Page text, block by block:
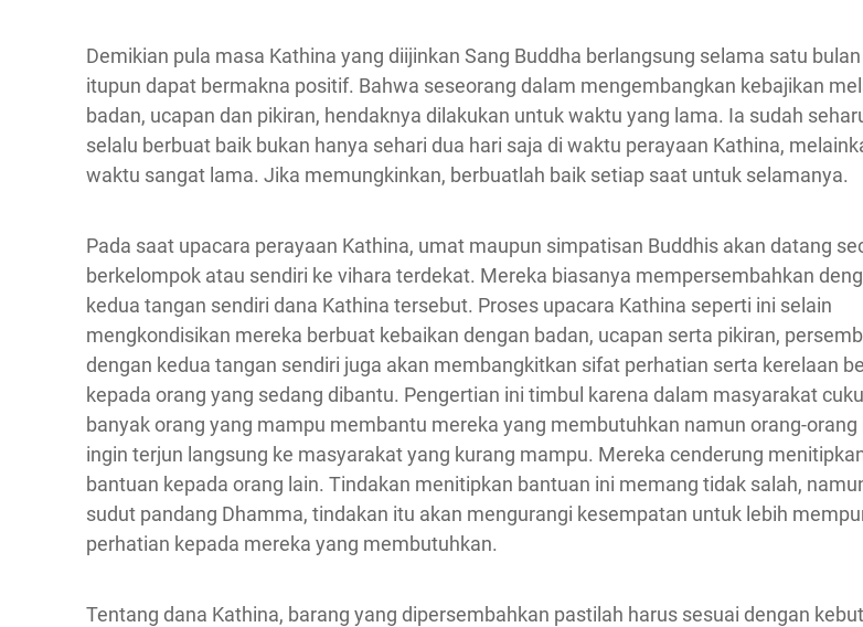
Demikian pula masa Kathina yang diijinkan Sang Buddha berlangsung selama satu
itupun dapat bermakna positif. Bahwa seseorang dalam mengembangkan kebajikan
badan, ucapan dan pikiran, hendaknya dilakukan untuk waktu yang lama. Ia sudah
selalu berbuat baik bukan hanya sehari dua hari saja di waktu perayaan Kathina,
waktu sangat lama. Jika memungkinkan, berbuatlah baik setiap saat untuk selamanya.
Pada saat upacara perayaan Kathina, umat maupun simpatisan Buddhis akan datang
berkelompok atau sendiri ke vihara terdekat. Mereka biasanya mempersembahkan
kedua tangan sendiri dana Kathina tersebut. Proses upacara Kathina seperti ini selain
mengkondisikan mereka berbuat kebaikan dengan badan, ucapan serta pikiran,
dengan kedua tangan sendiri juga akan membangkitkan sifat perhatian serta kerelaan
kepada orang yang sedang dibantu. Pengertian ini timbul karena dalam masyarakat
banyak orang yang mampu membantu mereka yang membutuhkan namun orang-orang
ingin terjun langsung ke masyarakat yang kurang mampu. Mereka cenderung
bantuan kepada orang lain. Tindakan menitipkan bantuan ini memang tidak salah,
sudut pandang Dhamma, tindakan itu akan mengurangi kesempatan untuk lebih
perhatian kepada mereka yang membutuhkan.
Tentang dana Kathina, barang yang dipersembahkan pastilah harus sesuai dengan